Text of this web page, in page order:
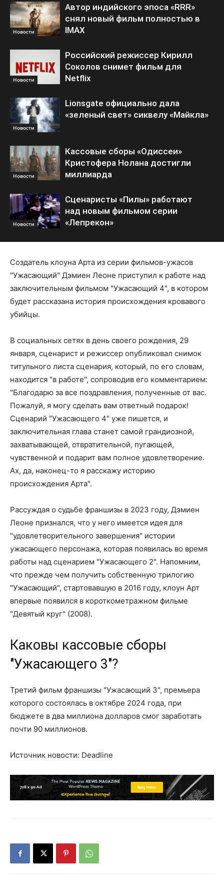
Новости
Автор индийского эпоса «RRR»
снял новый фильм полностью в
IMAX
Новости
Российский режиссер Кирилл
Соколов снимет фильм для
Netflix
Новости
Lionsgate официально дала
«зеленый свет» сиквелу «Майкла»
Новости
Кассовые сборы «Одиссеи»
Кристофера Нолана достигли
миллиарда
Новости
Сценаристы «Пилы» работают
над новым фильмом серии
«Лепрекон»
Создатель клоуна Арта из серии фильмов-ужасов
"Ужасающий" Дэмиен Леоне приступил к работе над
заключительным фильмом "Ужасающий 4", в котором
будет рассказана история происхождения кровавого
убийцы.
В социальных сетях в день своего рождения, 29
января, сценарист и режиссер опубликовал снимок
титульного листа сценария, который, по его словам,
находится "в работе", сопроводив его комментарием:
"Благодарю за все поздравления, полученные от вас.
Пожалуй, я могу сделать вам ответный подарок!
Сценарий "Ужасающего 4" уже пишется, и
заключительная глава станет самой грандиозной,
захватывающей, отвратительной, пугающей,
чувственной и подарит вам полное удовлетворение.
Ах, да, наконец-то я расскажу историю
происхождения Арта".
Рассуждая о судьбе франшизы в 2023 году, Дэмиен
Леоне признался, что у него имеется идея для
"удовлетворительного завершения" истории
ужасающего персонажа, которая появилась во время
работы над сценарием "Ужасающего 2". Напомним,
что прежде чем получить собственную трилогию
"Ужасающий", стартовавшую в 2016 году, клоун Арт
впервые появился в короткометражном фильме
"Девятый круг" (2008).
Каковы кассовые сборы
"Ужасающего 3"?
Третий фильм франшизы "Ужасающий 3", премьера
которого состоялась в октябре 2024 года, при
бюджете в два миллиона долларов смог заработать
почти 90 миллионов.
Источник новости: Deadline